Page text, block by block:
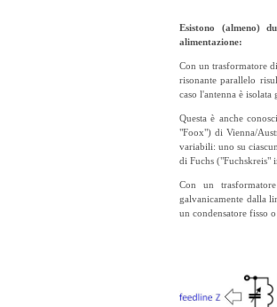
Esistono (almeno)
alimentazione:
Con un trasformatore
risonante parallelo
caso l'antenna è
Questa è anche
"Foox") di Vienna/
variabili: uno su
di Fuchs ("Fuchskreis"
Con un
galvanicamente dalla
un condensatore fisso